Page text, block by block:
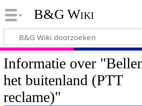
B&G Wiki
Informatie over
het buitenland (PTT
reclame)"